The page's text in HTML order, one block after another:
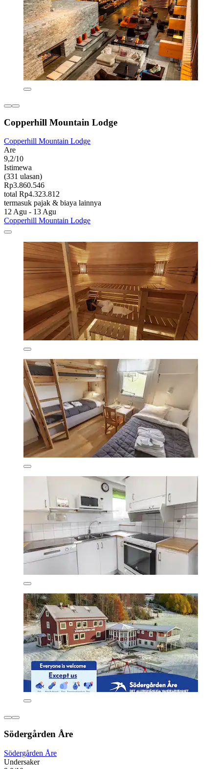
Copperhill Mountain Lodge
Copperhill Mountain Lodge
Are
9,2/10
Istimewa
(331 ulasan)
Rp3.860.546
total Rp4.323.812
termasuk pajak & biaya lainnya
12 Agu - 13 Agu
Copperhill Mountain Lodge
Södergården Åre
Södergården Åre
Undersaker